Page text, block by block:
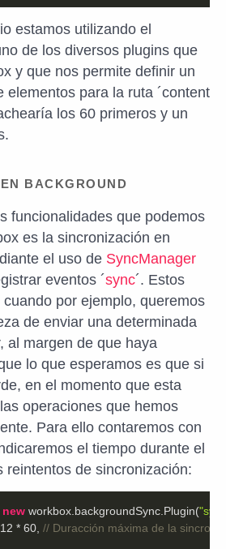
estamos utilizando el
de los diversos plugins que
y que nos permite definir un
elementos para la ruta ´content
los 60 primeros y un
BACKGROUND
funcionalidades que podemos
es la sincronización en
el uso de SyncManager
eventos ´sync´. Estos
por ejemplo, queremos
de enviar una determinada
al margen de que haya
lo que esperamos es que si
en el momento que esta
operaciones que hemos
Para ello contaremos con
el tiempo durante el
reintentos de sincronización:
new workbox.backgroundSync.Plugin(
12 * 60 // Duracción máxima de la